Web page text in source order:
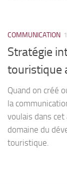
COMMUNICATION
Stratégie
touristique
Quand on créé
la
voulais dans
domaine du
touristique.